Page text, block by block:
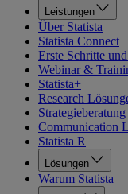
Leistungen
Über Statista
Statista Connect
Erste Schritte
Webinar &
Statista+
Research
Strategieberatung
Communication
Statista R
Lösungen
Warum Statista